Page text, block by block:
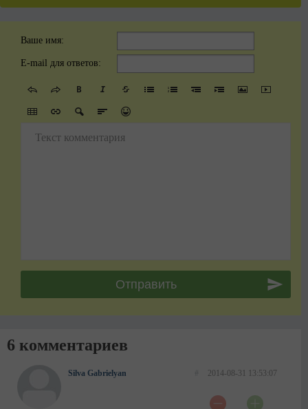
Ваше имя:
E-mail для ответов:
Текст комментария
6 комментариев
Silva Gabrielyan 2014-08-31 13:53:07